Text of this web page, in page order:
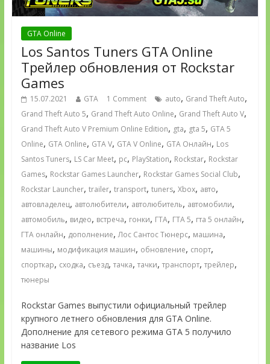
GTA Online
Los Santos Tuners GTA Online
Трейлер обновления от Rockstar
Games
15.07.2021 GTA 1 Comment auto, Grand Theft Auto,
Grand Theft Auto 5, Grand Theft Auto Online, Grand Theft Auto V,
Grand Theft Auto V Premium Online Edition, gta, gta 5, GTA 5
Online, GTA Online, GTA V, GTA V Online, GTA Онлайн, Los
Santos Tuners, LS Car Meet, pc, PlayStation, Rockstar, Rockstar
Games, Rockstar Games Launcher, Rockstar Games Social Club,
Rockstar Launcher, trailer, transport, tuners, Xbox, авто,
автовладелец, автолюбители, автолюбитель, автомобили,
автомобиль, видео, встреча, гонки, ГТА, ГТА 5, гта 5 онлайн,
ГТА онлайн, дополнение,Лос Сантос Тюнерс, машина,
машины, модификация машин, обновление, спорт,
спорткар, сходка, съезд, тачка, тачки, транспорт, трейлер,
тюнеры
Rockstar Games выпустили официальный трейлер
крупного летнего обновления для GTA Online.
Дополнение для сетевого режима GTA 5 получило
название Los